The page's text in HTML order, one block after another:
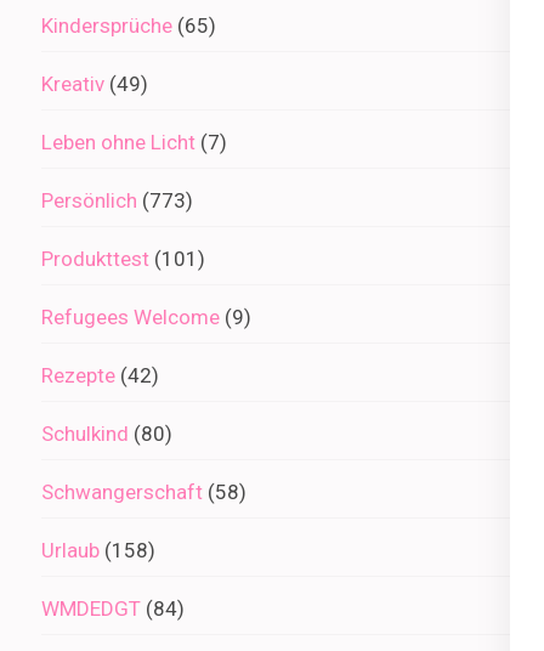
Kindersprüche (65)
Kreativ (49)
Leben ohne Licht (7)
Persönlich (773)
Produkttest (101)
Refugees Welcome (9)
Rezepte (42)
Schulkind (80)
Schwangerschaft (58)
Urlaub (158)
WMDEDGT (84)